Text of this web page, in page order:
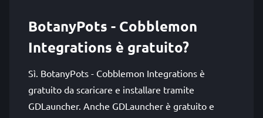
BotanyPots - Cobblemon
Integrations è gratuito?
Sì. BotanyPots - Cobblemon Integrations è
gratuito da scaricare e installare tramite
GDLauncher. Anche GDLauncher è gratuito e